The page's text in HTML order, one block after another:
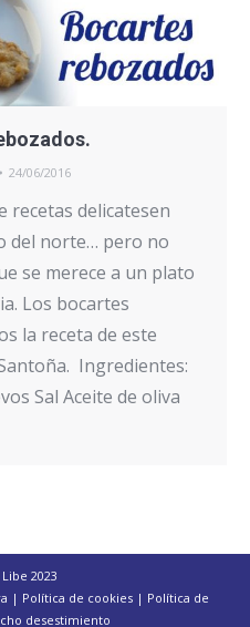
24/06/2016
recetas delicatesen
del norte… pero no
se merece a un plato
Los bocartes
la receta de este
Ingredientes:
Sal Aceite de oliva
2023
| Política de cookies| Política de
desestimiento